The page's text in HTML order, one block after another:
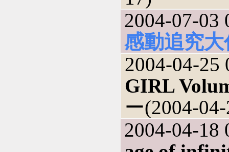
2004-07-03
感動追究大
2004-04-25
GIRL
ー(2004-
2004-04-18